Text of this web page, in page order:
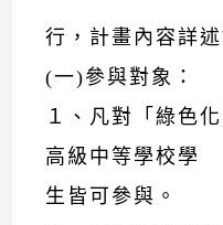
行，計畫內容詳述
(一)參與對象：
１、凡對「綠色
高級中等學校學
生皆可參與。